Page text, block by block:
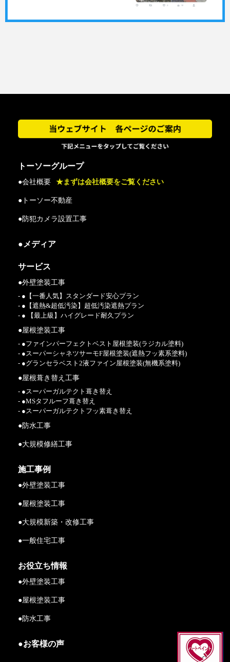
トーソーグループ
●会社概要 ★まずは会社概要をご覧ください
●トーソー不動産
●防犯カメラ設置工事
●メディア
サービス
●外壁塗装工事
- ●【一番人気】スタンダード安心プラン
- ●【遮熱&超低汚染】超低汚染遮熱プラン
- ● 【最上級】ハイグレード耐久プラン
●屋根塗装工事
- ●ファインパーフェクトベスト屋根塗装(ラジカル塗料)
- ●スーパーシャネツサーモF屋根塗装(遮熱フッ素系塗料)
- ●グランセラベスト2液ファイン屋根塗装(無機系塗料)
●屋根葺き替え工事
- ●スーパーガルテクト葺き替え
- ●MSタフルーフ葺き替え
- ●スーパーガルテクトフッ素葺き替え
●防水工事
●大規模修繕工事
施工事例
●外壁塗装工事
●屋根塗装工事
●大規模新築・改修工事
●一般住宅工事
お役立ち情報
●外壁塗装工事
●屋根塗装工事
●防水工事
●お客様の声